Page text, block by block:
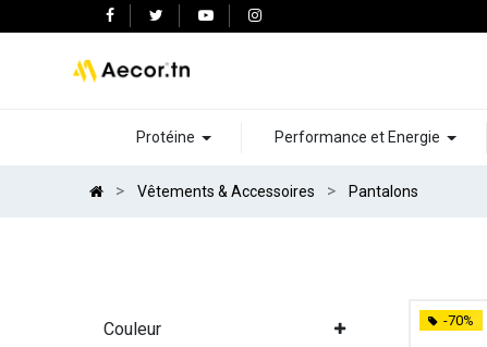
Protéine Performance et Energie
Vêtements & Accessoires Pantalons
Couleur -70%